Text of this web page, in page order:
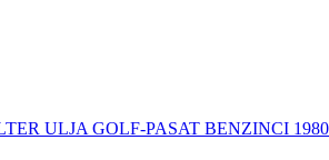
ULJA GOLF-PASAT BENZINCI